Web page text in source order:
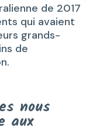
de 2017
qui avaient
grands-
de
nous
aux